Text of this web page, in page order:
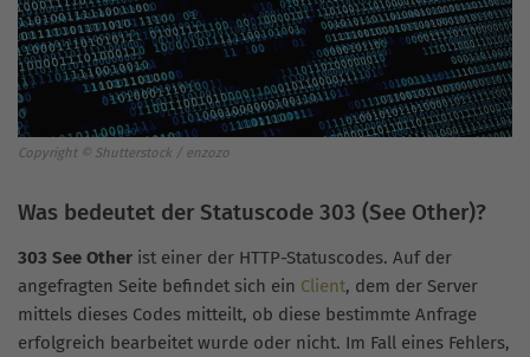
Copyright © Shutterstock / enzozo
Was bedeutet der Statuscode 303 (See Other)?
303 See Other ist einer der HTTP-Statuscodes. Auf der
angefragten Seite befindet sich ein Client, dem der Server
mittels dieses Codes mitteilt, ob diese bestimmte Anfrage
erfolgreich bearbeitet wurde oder nicht. Im Fall eines Fehlers,